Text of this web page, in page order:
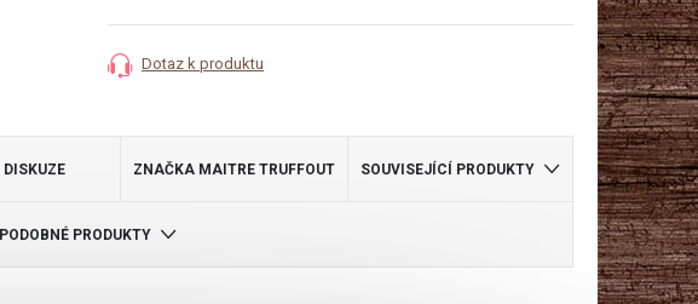
Dotaz k produktu
DISKUZE ZNAČKA MAITRE TRUFFOUT SOUVISEJÍCÍ PRODUKTY
PODOBNÉ PRODUKTY